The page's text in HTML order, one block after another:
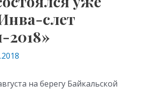
слет
2018»
на берегу Байкальской